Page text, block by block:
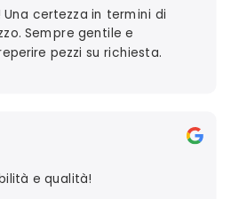
Una certezza in termini di
Sempre gentile e
pezzi su richiesta.
e qualità!